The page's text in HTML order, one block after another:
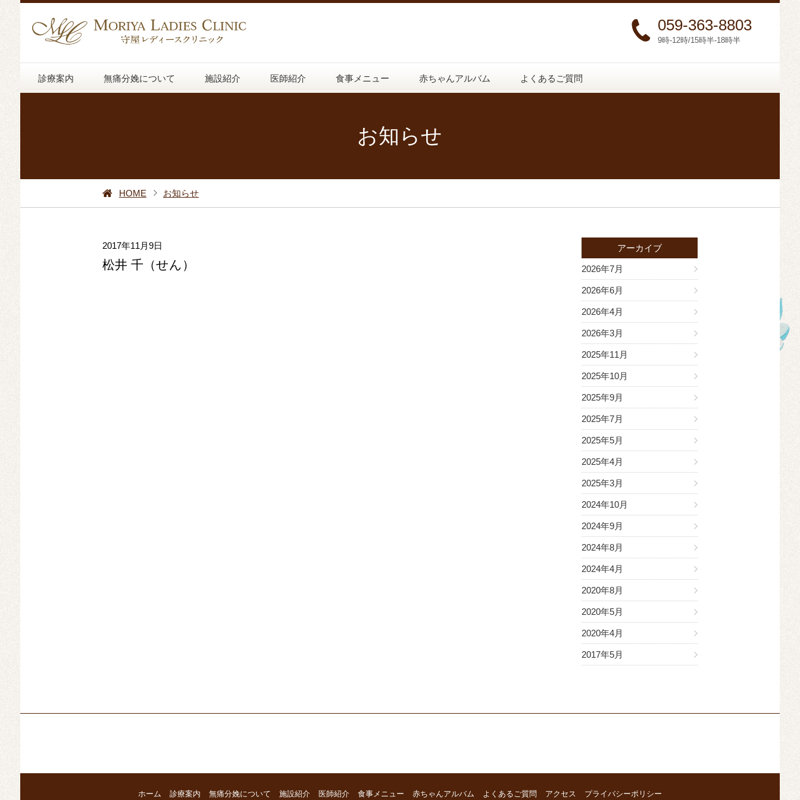
059-363-8803
9時-12時/15時半-18時半
診療案内 無痛分娩について 施設紹介 医師紹介 食事メニュー 赤ちゃんアルバム よくあるご質問
お知らせ
HOME お知らせ
2017年11月9日
松井 千（せん）
アーカイブ
2026年7月
2026年6月
2026年4月
2026年3月
2025年11月
2025年10月
2025年9月
2025年7月
2025年5月
2025年4月
2025年3月
2024年10月
2024年9月
2024年8月
2024年4月
2020年8月
2020年5月
2020年4月
2017年5月
ホーム 診療案内 無痛分娩について 施設紹介 医師紹介 食事メニュー 赤ちゃんアルバム よくあるご質問 アクセス プライバシーポリシー